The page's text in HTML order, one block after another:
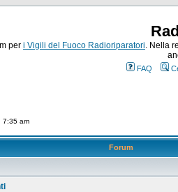
per i Vigili del Fuoco Radioriparatori. Nella
FAQ
7:35 am
Forum